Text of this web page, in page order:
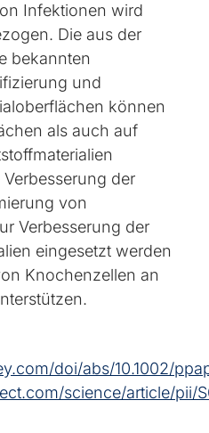
Infektionen wird
Die aus der
bekannten
und
können
als auch auf
der
von
Verbesserung der
eingesetzt werden
Knochenzellen an
doi/abs/10.1002/
science/article/pii/